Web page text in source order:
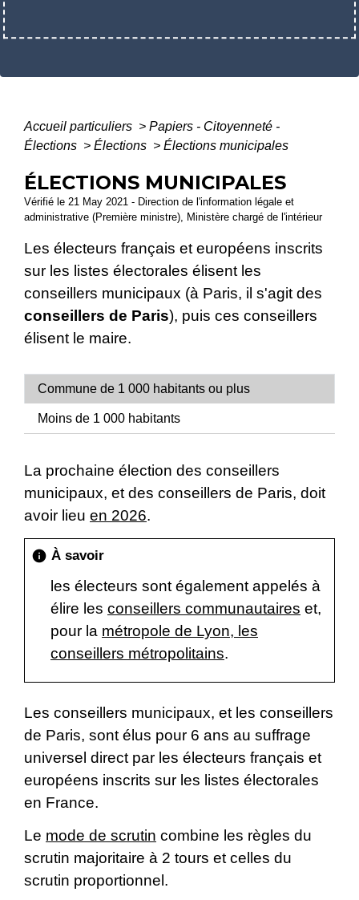
Accueil particuliers > Papiers - Citoyenneté -
Élections > Élections > Élections municipales
ÉLECTIONS MUNICIPALES
Vérifié le 21 May 2021 - Direction de l'information légale et
administrative (Première ministre), Ministère chargé de l'intérieur
Les électeurs français et européens inscrits
sur les listes électorales élisent les
conseillers municipaux (à Paris, il s'agit des
conseillers de Paris), puis ces conseillers
élisent le maire.
Commune de 1 000 habitants ou plus
Moins de 1 000 habitants
La prochaine élection des conseillers
municipaux, et des conseillers de Paris, doit
avoir lieu en 2026.
info À savoir
les électeurs sont également appelés à
élire les conseillers communautaires et,
pour la métropole de Lyon, les
conseillers métropolitains.
Les conseillers municipaux, et les conseillers
de Paris, sont élus pour 6 ans au suffrage
universel direct par les électeurs français et
européens inscrits sur les listes électorales
en France.
Le mode de scrutin combine les règles du
scrutin majoritaire à 2 tours et celles du
scrutin proportionnel.